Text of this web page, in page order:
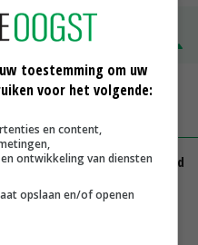
€ 345,00
van Frijns doet het verrassend
drukken opbrengst uien en
toestemming om uw
voor het volgende:
en content,
ontwikkeling van diensten
opslaan en/of openen